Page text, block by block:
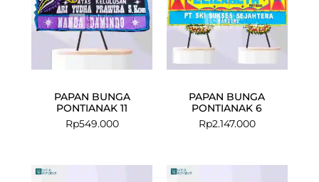
PAPAN BUNGA
PONTIANAK 11
Rp549.000
PAPAN BUNGA
PONTIANAK 6
Rp2.147.000